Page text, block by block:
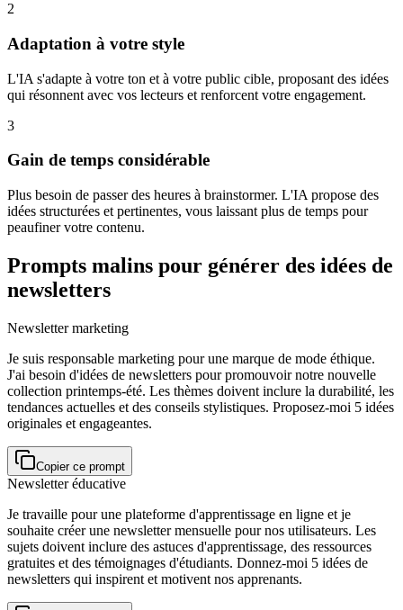
2
Adaptation à votre style
L'IA s'adapte à votre ton et à votre public cible, proposant des idées
qui résonnent avec vos lecteurs et renforcent votre engagement.
3
Gain de temps considérable
Plus besoin de passer des heures à brainstormer. L'IA propose des
idées structurées et pertinentes, vous laissant plus de temps pour
peaufiner votre contenu.
Prompts malins pour générer des idées de
newsletters
Newsletter marketing
Je suis responsable marketing pour une marque de mode éthique.
J'ai besoin d'idées de newsletters pour promouvoir notre nouvelle
collection printemps-été. Les thèmes doivent inclure la durabilité, les
tendances actuelles et des conseils stylistiques. Proposez-moi 5 idées
originales et engageantes.
Copier ce prompt
Newsletter éducative
Je travaille pour une plateforme d'apprentissage en ligne et je
souhaite créer une newsletter mensuelle pour nos utilisateurs. Les
sujets doivent inclure des astuces d'apprentissage, des ressources
gratuites et des témoignages d'étudiants. Donnez-moi 5 idées de
newsletters qui inspirent et motivent nos apprenants.